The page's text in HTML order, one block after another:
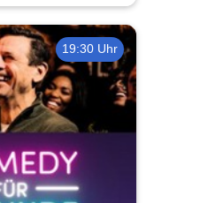
19:30 Uhr